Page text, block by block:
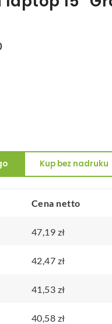
Kup bez nadruku
Cena netto
47,19 zł
42,47 zł
41,53 zł
40,58 zł